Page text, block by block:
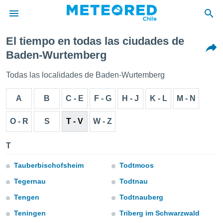
de
por
para
que se
calidad.
y
digital
El tiempo en todas las ciudades de
Baden-Wurtemberg
Todas las localidades de Baden-Wurtemberg
A B C - E F - G H - J K - L M - N
O - R S T - V W - Z
T
Tauberbischofsheim
Tegernau
Tengen
Teningen
Todtmoos
Todtnau
Todtnauberg
Triberg im Schwarzwald